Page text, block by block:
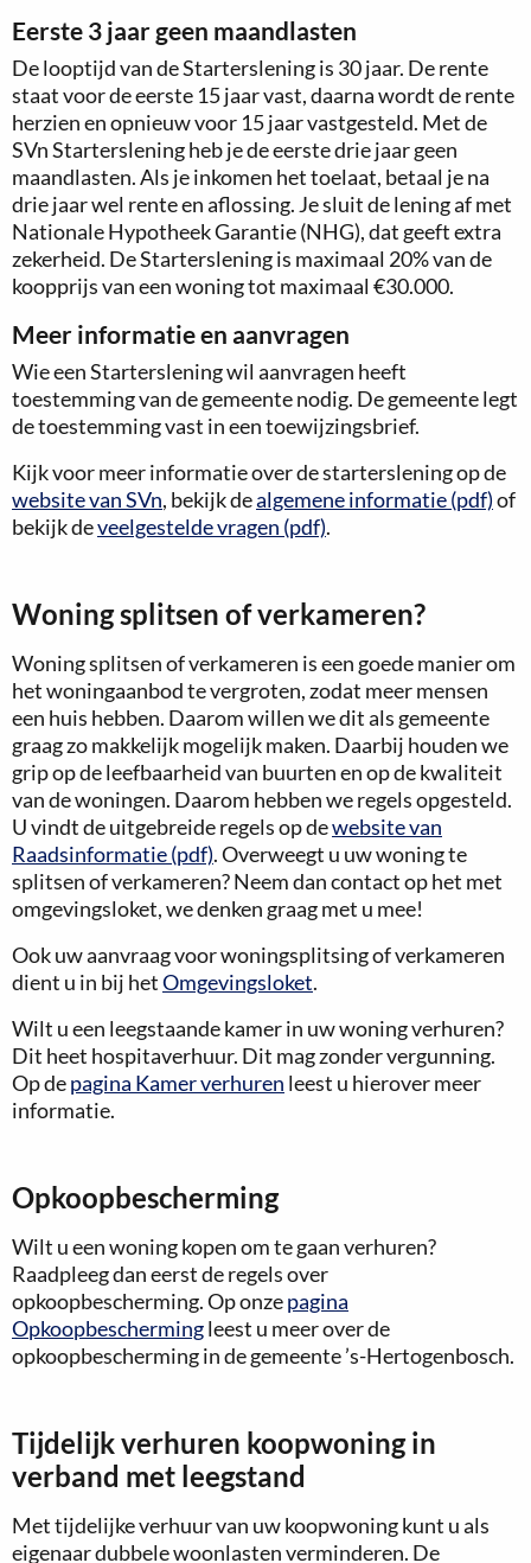
Eerste 3 jaar geen maandlasten
De looptijd van de Starterslening is 30 jaar. De rente
staat voor de eerste 15 jaar vast, daarna wordt de rente
herzien en opnieuw voor 15 jaar vastgesteld. Met de
SVn Starterslening heb je de eerste drie jaar geen
maandlasten. Als je inkomen het toelaat, betaal je na
drie jaar wel rente en aflossing. Je sluit de lening af met
Nationale Hypotheek Garantie (NHG), dat geeft extra
zekerheid. De Starterslening is maximaal 20% van de
koopprijs van een woning tot maximaal €30.000.
Meer informatie en aanvragen
Wie een Starterslening wil aanvragen heeft
toestemming van de gemeente nodig. De gemeente legt
de toestemming vast in een toewijzingsbrief.
Kijk voor meer informatie over de starterslening op de
website van SVn, bekijk dealgemene informatie (pdf)of
bekijk deveelgestelde vragen (pdf).
Woning splitsen of verkameren?
Woning splitsen of verkameren is een goede manier om
het woningaanbod te vergroten, zodat meer mensen
een huis hebben. Daarom willen we dit als gemeente
graag zo makkelijk mogelijk maken. Daarbij houden we
grip op de leefbaarheid van buurten en op de kwaliteit
van de woningen. Daarom hebben we regels opgesteld.
U vindt de uitgebreide regels op dewebsite van
Raadsinformatie (pdf). Overweegt u uw woning te
splitsen of verkameren? Neem dan contact op het met
omgevingsloket, we denken graag met u mee!
Ook uw aanvraag voor woningsplitsing of verkameren
dient u in bij hetOmgevingsloket.
Wilt u een leegstaande kamer in uw woning verhuren?
Dit heet hospitaverhuur. Dit mag zonder vergunning.
Op depagina Kamer verhuren leest u hierover meer
informatie.
Opkoopbescherming
Wilt u een woning kopen om te gaan verhuren?
Raadpleeg dan eerst de regels over
opkoopbescherming. Op onzepagina
Opkoopbeschermingleest u meer over de
opkoopbescherming in de gemeente ’s-Hertogenbosch.
Tijdelijk verhuren koopwoning in
verband met leegstand
Met tijdelijke verhuur van uw koopwoning kunt u als
eigenaar dubbele woonlasten verminderen. De